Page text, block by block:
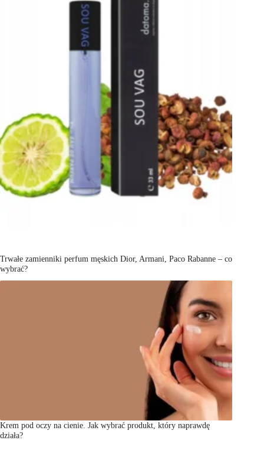
Trwałe zamienniki perfum męskich Dior, Armani, Paco Rabanne – co
wybrać?
Krem pod oczy na cienie. Jak wybrać produkt, który naprawdę
działa?